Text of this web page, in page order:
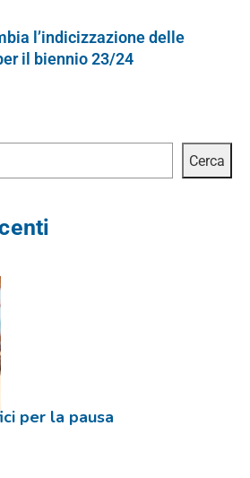
l’indicizzazione delle
il biennio 23/24
Cerca
per la pausa